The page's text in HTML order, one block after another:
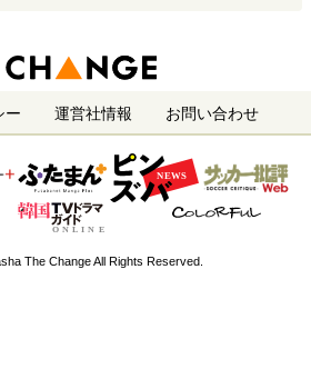
ー 運営社情報 お問い合わせ
The Change All Rights Reserved.